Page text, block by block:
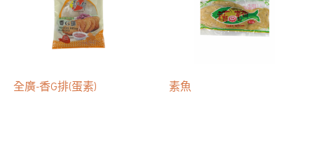
全廣-香G排(蛋素) 素魚